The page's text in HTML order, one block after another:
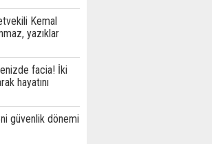
Kemal
yazıklar
facia! İki
hayatını
güvenlik dönemi